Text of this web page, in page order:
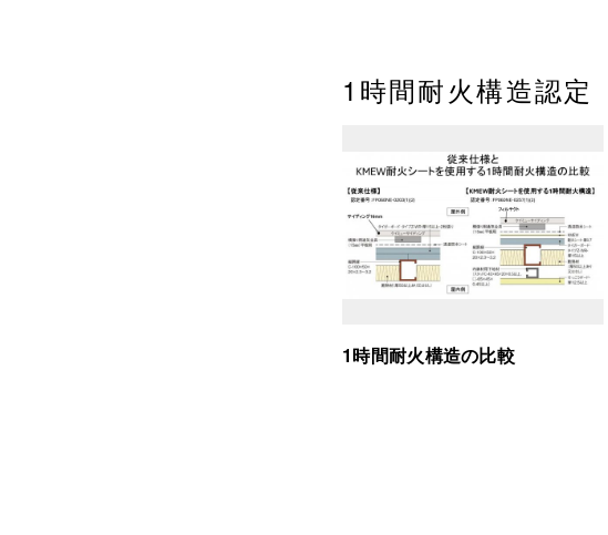
1時間耐火構造認定
1時間耐火構造の比較